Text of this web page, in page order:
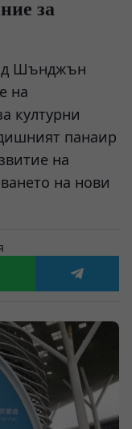
за
Шънджън
на
културни
панаир
на
на нови